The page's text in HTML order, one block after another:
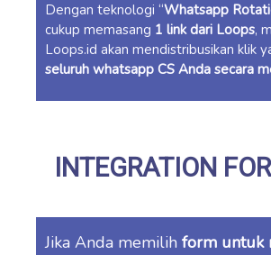
Dengan teknologi “Whatsapp
cukup memasang 1 link dari Loops,
Loops.id akan mendistribusikan klik
seluruh whatsapp CS Anda secara
INTEGRATION
Jika Anda memilih form untuk